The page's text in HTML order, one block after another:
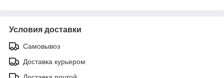
Условия доставки
Самовывоз
Доставка курьером